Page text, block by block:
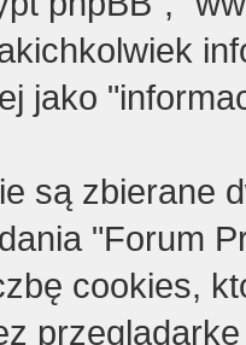
jako
są zbierane
"Forum
cookies,